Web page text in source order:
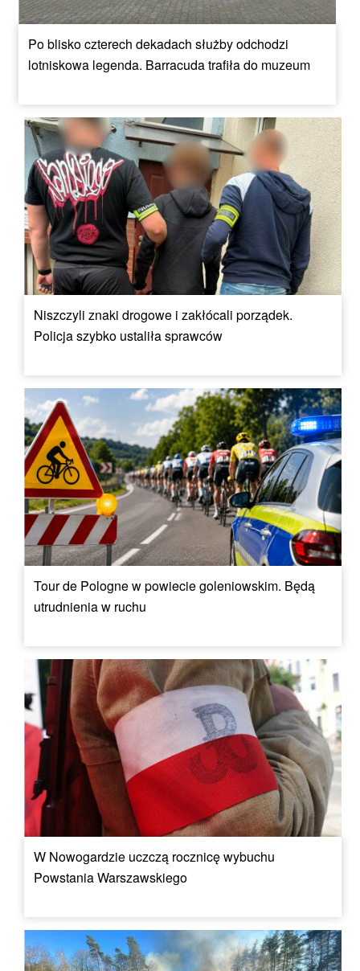
Po blisko czterech dekadach służby odchodzi
lotniskowa legenda. Barracuda trafiła do muzeum
Niszczyli znaki drogowe i zakłócali porządek.
Policja szybko ustaliła sprawców
Tour de Pologne w powiecie goleniowskim. Będą
utrudnienia w ruchu
W Nowogardzie uczczą rocznicę wybuchu
Powstania Warszawskiego